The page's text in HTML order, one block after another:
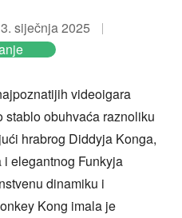
siječnja 2025
videoigara
obuhvaća raznoliku
hrabrog Diddyja Konga,
elegantnog Funkyja
dinamiku i
Kong imala je